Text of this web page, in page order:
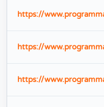
https://
https://
https://